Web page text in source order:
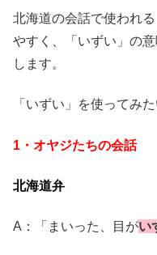
北海道の会話で使われ
やすく、「いずい」の
します。
「いずい」を使ってみ
1・オヤジたちの会話
北海道弁
A：「まいった、目がい